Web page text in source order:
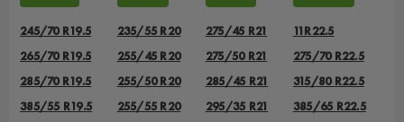
245/70 R19.5
265/70 R19.5
285/70 R19.5
385/55 R19.5
235/55 R20
255/45 R20
255/50 R20
255/55 R20
275/45 R21
275/50 R21
285/45 R21
295/35 R21
11R22.5
275/70 R22.5
315/80 R22.5
385/65 R22.5